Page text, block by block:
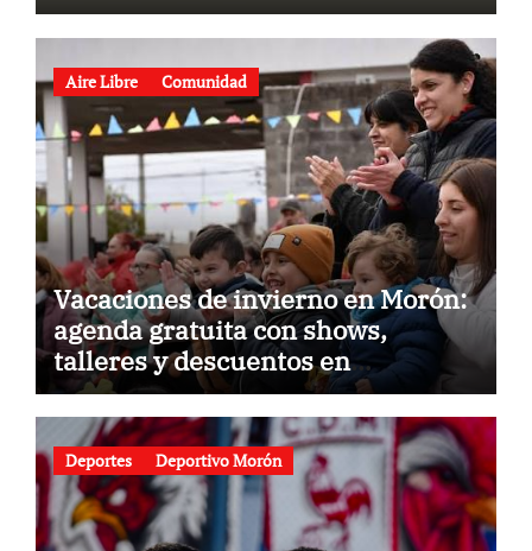
Aire Libre Comunidad
Vacaciones de invierno en Morón:
agenda gratuita con shows,
talleres y descuentos en
gastronomía
Deportes Deportivo Morón